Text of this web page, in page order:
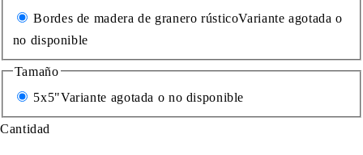
Bordes de madera de granero rústicoVariante agotada o
no disponible
Tamaño
5x5"Variante agotada o no disponible
Cantidad